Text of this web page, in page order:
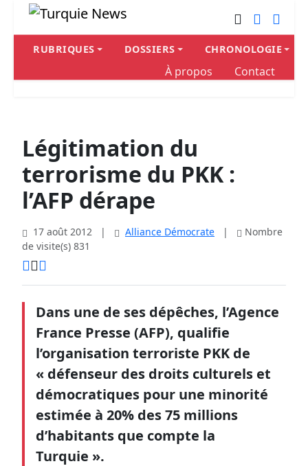
RUBRIQUES DOSSIERS CHRONOLOGIE
À propos Contact
Légitimation du
terrorisme du PKK :
l’AFP dérape
17 août 2012 | Alliance Démocrate |
Nombre
de visite(s) 831
Dans une de ses dépêches, l’Agence
France Presse (AFP), qualifie
l’organisation terroriste PKK de
« défenseur des droits culturels et
démocratiques pour une minorité
estimée à 20% des 75 millions
d’habitants que compte la
Turquie ».